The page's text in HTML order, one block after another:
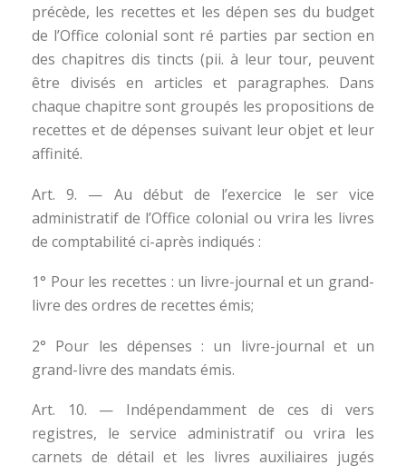
précède, les recettes et les dépen ses du budget
de l’Office colonial sont ré parties par section en
des chapitres dis tincts (pii. à leur tour, peuvent
être divisés en articles et paragraphes. Dans
chaque chapitre sont groupés les propositions de
recettes et de dépenses suivant leur objet et leur
affinité.
Art. 9. — Au début de l’exercice le ser vice
administratif de l’Office colonial ou vrira les livres
de comptabilité ci-après indiqués :
1° Pour les recettes : un livre-journal et un grand-
livre des ordres de recettes émis;
2° Pour les dépenses : un livre-journal et un
grand-livre des mandats émis.
Art. 10. — Indépendamment de ces di vers
registres, le service administratif ou vrira les
carnets de détail et les livres auxiliaires jugés